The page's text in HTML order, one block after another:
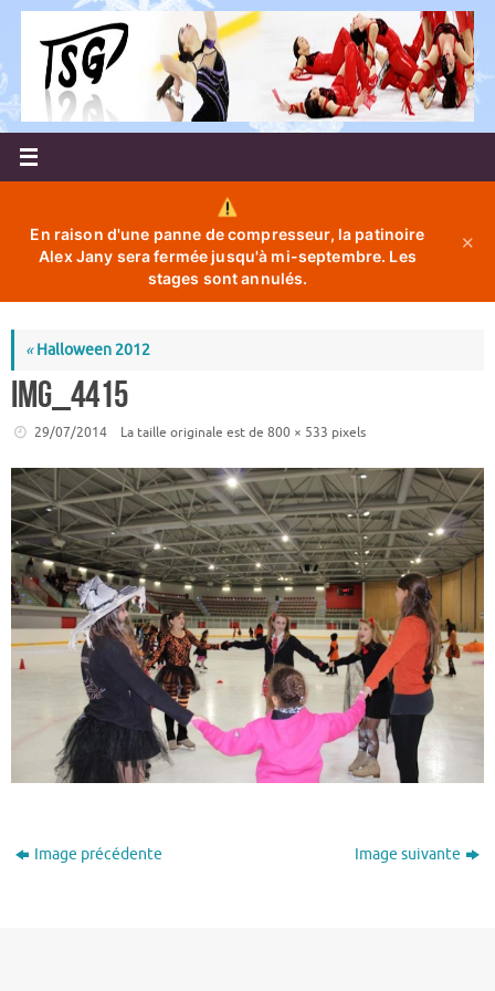
Passer
contenu
En raison d'une panne de compresseur, la patinoire
Alex Jany sera fermée jusqu'à mi-septembre. Les
stages sont annulés.
✕
«Halloween 2012
IMG_4415
29/07/2014 La taille originale est de 800 × 533 pixels
Image précédente Image suivante